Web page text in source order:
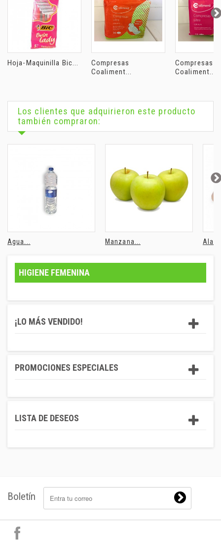
Hoja-Maquinilla Bic...
Compresas
Coaliment...
Compresas
Coaliment...
Los clientes que adquirieron este producto
también compraron:
Agua... Manzana... Alas
HIGIENE FEMENINA
¡LO MÁS VENDIDO!
PROMOCIONES ESPECIALES
LISTA DE DESEOS
Boletín